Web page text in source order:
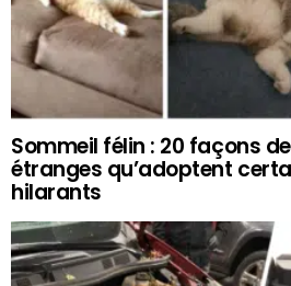
Sommeil félin : 20 façons
étranges qu’adoptent
hilarants